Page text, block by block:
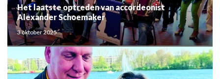
Het laatste optreden van accordeonist
Alexander Schoemaker
3 oktober 2025